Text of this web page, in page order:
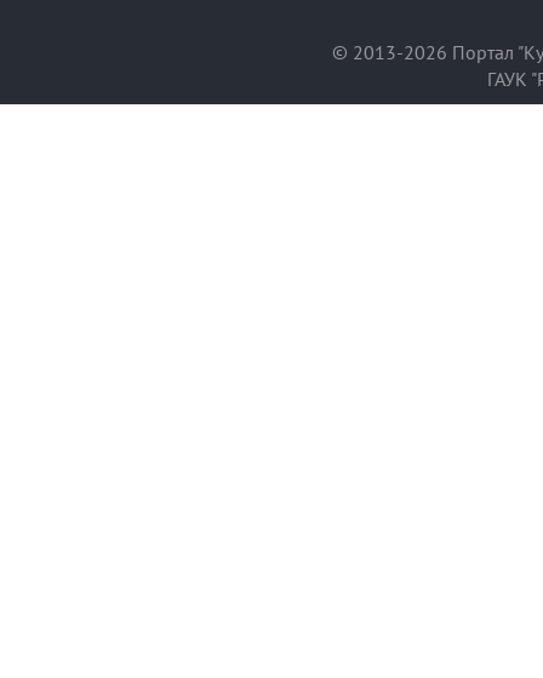
© 2013-2026 Портал
ГАУК